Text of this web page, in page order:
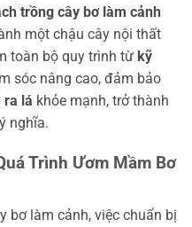
trồng cây bơ làm cảnh
một chậu cây nội thất
toàn bộ quy trình từ kỹ
sóc nâng cao, đảm bảo
ra lá khỏe mạnh, trở thành
nghĩa.
Trình Ươm Mầm Bơ
bơ làm cảnh, việc chuẩn bị